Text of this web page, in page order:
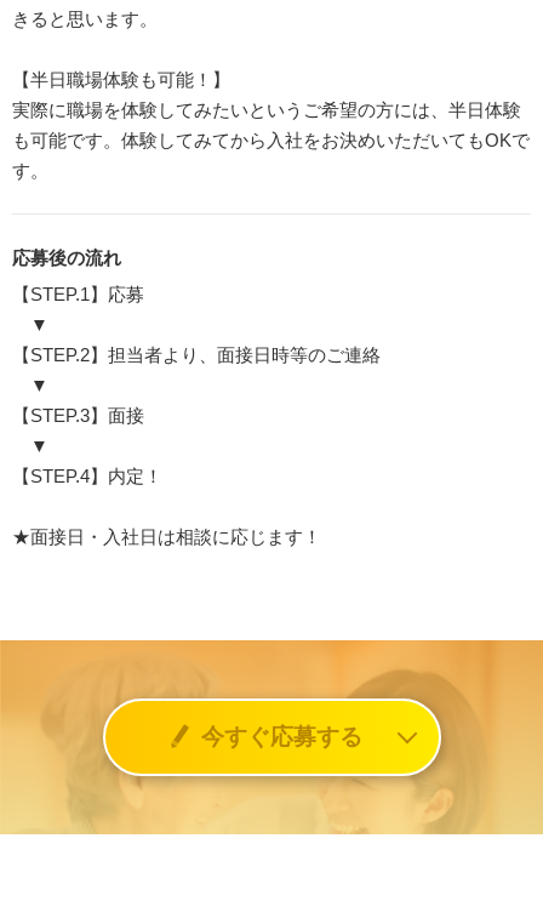
きると思います。
【半日職場体験も可能！】
実際に職場を体験してみたいというご希望の方には、半日体験
も可能です。体験してみてから入社をお決めいただいてもOKで
す。
応募後の流れ
【STEP.1】応募
▼
【STEP.2】担当者より、面接日時等のご連絡
▼
【STEP.3】面接
▼
【STEP.4】内定！
★面接日・入社日は相談に応じます！
今すぐ応募する